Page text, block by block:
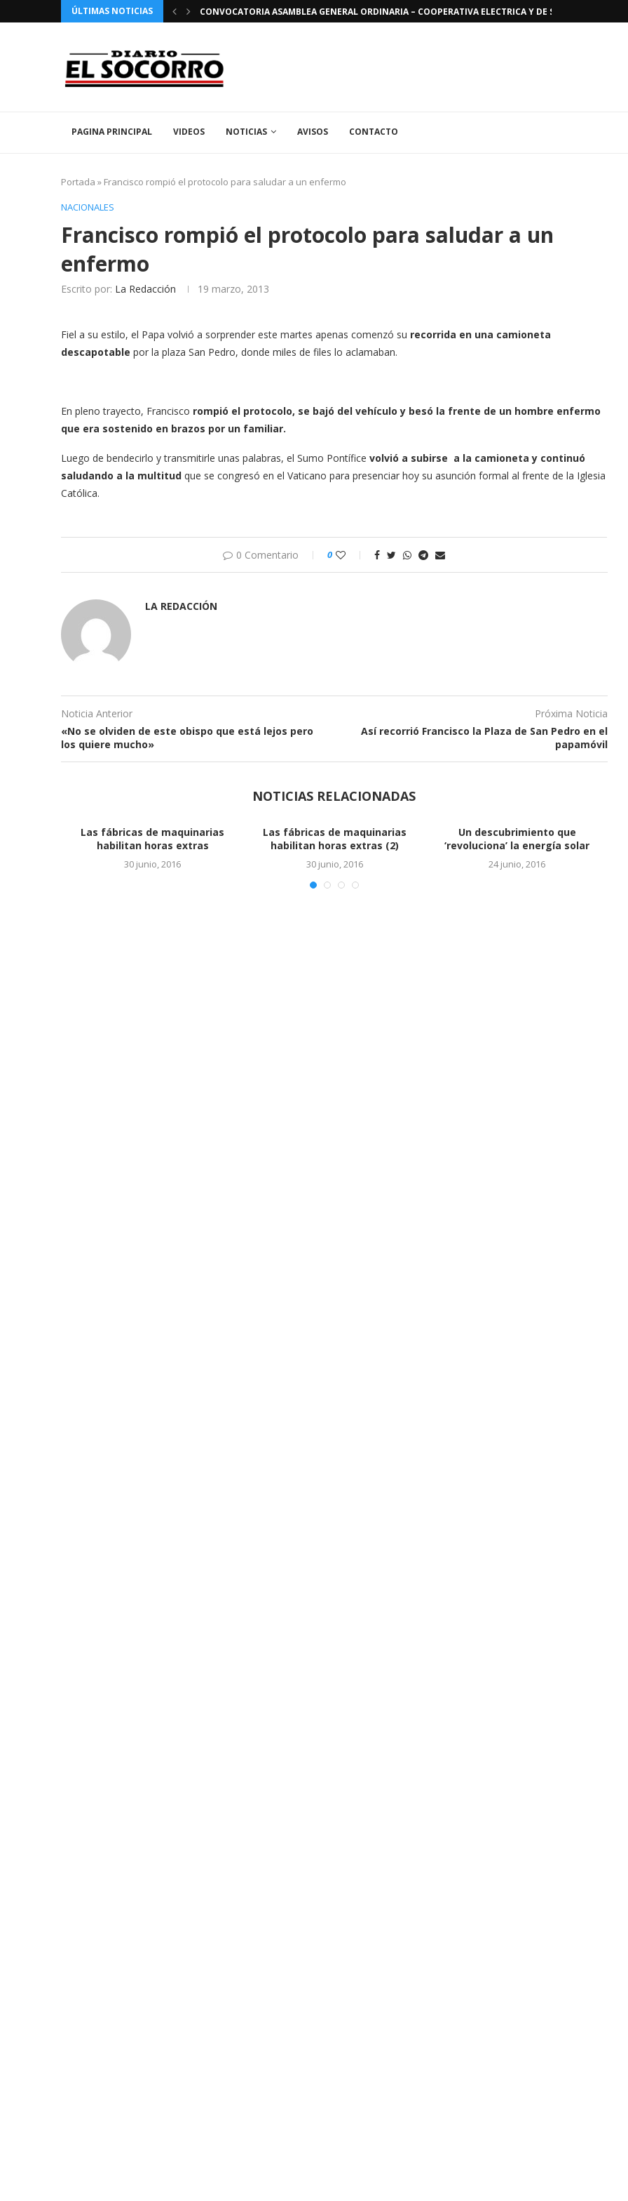
ÚLTIMAS NOTICIAS
PATRONALES 2026 EN EL SOCORRO CONVOCATORIA ASAMBLEA GENERAL ORDINARIA – COOPERATIVA ELECTRICA Y DE SERVICIOS
PAGINA PRINCIPAL VIDEOS NOTICIAS AVISOS CONTACTO
Portada » Francisco rompió el protocolo para saludar a un enfermo
NACIONALES
Francisco rompió el protocolo para saludar a un
enfermo
Escrito por: La Redacción 19 marzo, 2013
Fiel a su estilo, el Papa volvió a sorprender este martes apenas comenzó su recorrida en una camioneta
descapotable por la plaza San Pedro, donde miles de files lo aclamaban.
En pleno trayecto, Francisco rompió el protocolo, se bajó del vehículo y besó la frente de un hombre enfermo
que era sostenido en brazos por un familiar.
Luego de bendecirlo y transmitirle unas palabras, el Sumo Pontífice volvió a subirse a la camioneta y continuó
saludando a la multitud que se congresó en el Vaticano para presenciar hoy su asunción formal al frente de la Iglesia
Católica.
0 Comentario 0
LA REDACCIÓN
Noticia Anterior
«No se olviden de este obispo que está lejos pero
los quiere mucho»
Próxima Noticia
Así recorrió Francisco la Plaza de San Pedro en el
papamóvil
NOTICIAS RELACIONADAS
que
Ya es oficial el acuerdo con
Monsanto
24 junio, 2016
Vinculan a hijos de Báez
cuentas en...
24 junio, 2016